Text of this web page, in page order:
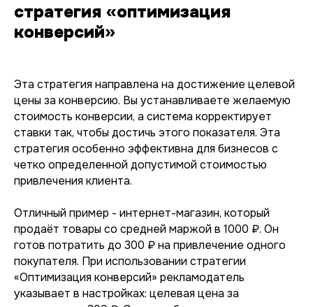
стратегия «оптимизация
конверсий»
Эта стратегия направлена на достижение целевой
цены за конверсию. Вы устанавливаете желаемую
стоимость конверсии, а система корректирует
ставки так, чтобы достичь этого показателя. Эта
стратегия особенно эффективна для бизнесов с
четко определенной допустимой стоимостью
привлечения клиента.
Отличный пример - интернет-магазин, который
продаёт товары со средней маржой в 1000 ₽. Он
готов потратить до 300 ₽ на привлечение одного
покупателя. При использовании стратегии
«Оптимизация конверсий» рекламодатель
указывает в настройках: целевая цена за